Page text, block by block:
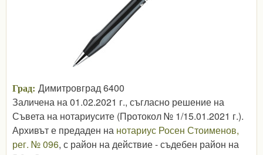
Град: Димитровград 6400
Заличена на 01.02.2021 г., съгласно решение на
Съвета на нотариусите (Протокол № 1/15.01.2021 г.).
Архивът е предаден на нотариус Росен Стоименов,
рег. № 096, с район на действие - съдебен район на